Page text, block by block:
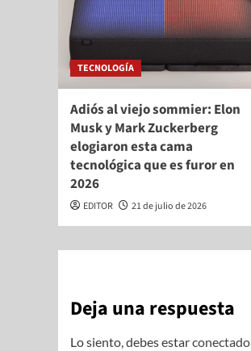
TECNOLOGÍA
Adiós al viejo sommier: Elon
Musk y Mark Zuckerberg
elogiaron esta cama
tecnológica que es furor en
2026
EDITOR 21 de julio de 2026
Deja una respuesta
Lo siento, debes estarconectado